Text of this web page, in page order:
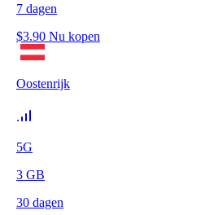
7 dagen
$3.90 Nu kopen
Oostenrijk
5G
3 GB
30 dagen